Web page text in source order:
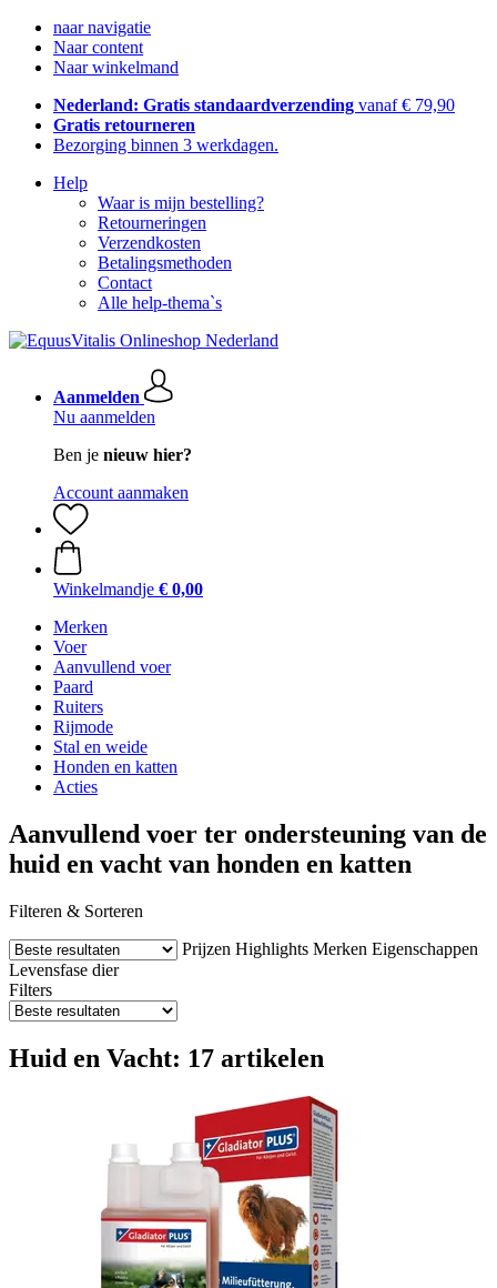
naar navigatie
Naar content
Naar winkelmand
Nederland: Gratis standaardverzending vanaf € 79,90
Gratis retourneren
Bezorging binnen 3 werkdagen.
Help
Waar is mijn bestelling?
Retourneringen
Verzendkosten
Betalingsmethoden
Contact
Alle help-thema`s
Aanmelden
Nu aanmelden
Ben je nieuw hier?
Account aanmaken
Winkelmandje € 0,00
Merken
Voer
Aanvullend voer
Paard
Ruiters
Rijmode
Stal en weide
Honden en katten
Acties
Aanvullend voer ter ondersteuning van de
huid en vacht van honden en katten
Filteren & Sorteren
Prijzen Highlights Merken Eigenschappen
Levensfase dier
Filters
Huid en Vacht: 17 artikelen